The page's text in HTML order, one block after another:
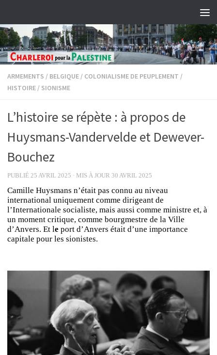
ARMEMENTS / BELGIQUE / COLONIALISME DE PEUPLEMENT /
HISTOIRE / SIONISME
L’histoire se répète : à propos de
Huysmans-Vandervelde et Dewever-
Bouchez
PUBLIÉ 25 AVRIL 2025 · MIS À JOUR 30 AVRIL 2025
Camille Huysmans n’était pas connu au niveau
international uniquement comme dirigeant de
l’Internationale socialiste, mais aussi comme ministre et, à
un moment critique, comme bourgmestre de la Ville
d’Anvers. Et le port d’Anvers était d’une importance
capitale pour les sionistes.